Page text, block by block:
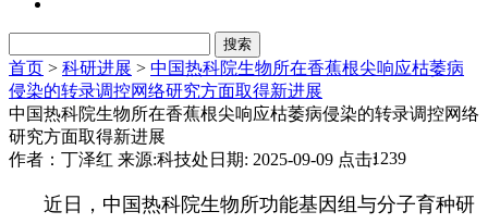
首页 > 科研进展 > 中国热科院生物所在香蕉根尖响应枯萎病
侵染的转录调控网络研究方面取得新进展
中国热科院生物所在香蕉根尖响应枯萎病侵染的转录调控网络
研究方面取得新进展
作者：丁泽红 来源:科技处 日期: 2025-09-09 点击:1239
近日，中国热科院生物所功能基因组与分子育种研